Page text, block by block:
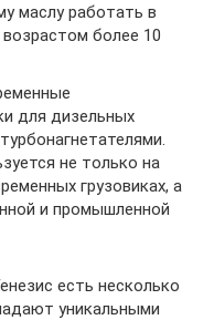
маслу работать в
более 10
для дизельных
не только на
грузовиках, а
и промышленной
есть несколько
уникальными